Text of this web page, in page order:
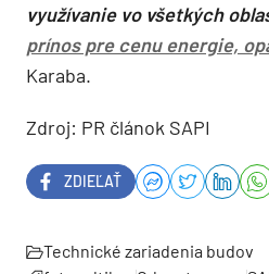
využívanie vo všetkých
prínos pre cenu energie,
Karaba.
Zdroj: PR článok SAPI
ZDIEĽAŤ
Technické zariadenia budov